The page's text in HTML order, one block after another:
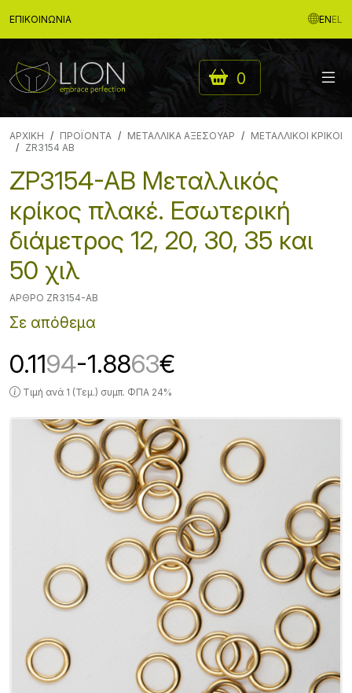
ΕΠΙΚΟΙΝΩΝΊΑ ENEL
0
ΑΡΧΙΚΉ ΠΡΟΪΟΝΤΑ ΜΕΤΑΛΛΙΚΑ ΑΞΕΣΟΥΑΡ
ΜΕΤΑΛΛΙΚΟΙ ΚΡΙΚΟΙ
ZR3154 AB
ZP3154-AB Μεταλλικός
κρίκος πλακέ. Εσωτερική
διάμετρος 12, 20, 30, 35 και
50 χιλ
ΆΡΘΡΟ ZR3154-AB
Σε απόθεμα
0.1194-1.8863€
Τιμή ανά 1 (Τεμ.) συμπ. ΦΠΑ 24%